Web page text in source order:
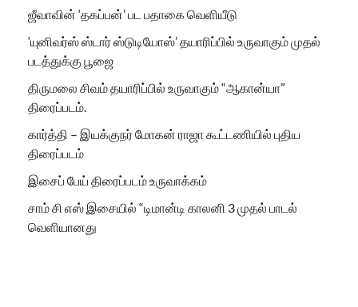
ஜீவாவின் ‘தகப்பன்’ பட பதாகை வெளியீடு
‘யுனிவர்ஸ் ஸ்டார் ஸ்டுடியோஸ்’ தயாரிப்பில் உருவாகும் முதல்
படத்துக்கு பூஜை
திருமலை சிவம் தயாரிப்பில் உருவாகும் “ஆகான்யா”
திரைப்படம்.
கார்த்தி – இயக்குநர் மோகன் ராஜா கூட்டணியில் புதிய
திரைப்படம்
இசைப் பேய் திரைப்படம் உருவாக்கம்
சாம் சி எஸ் இசையில் “டிமான்டி காலனி 3 முதல் பாடல்
வெளியானது